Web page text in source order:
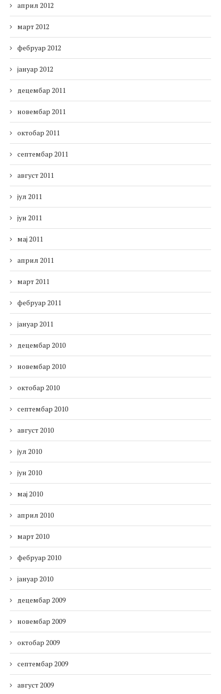
април 2012
март 2012
фебруар 2012
јануар 2012
децембар 2011
новембар 2011
октобар 2011
септембар 2011
август 2011
јул 2011
јун 2011
мај 2011
април 2011
март 2011
фебруар 2011
јануар 2011
децембар 2010
новембар 2010
октобар 2010
септембар 2010
август 2010
јул 2010
јун 2010
мај 2010
април 2010
март 2010
фебруар 2010
јануар 2010
децембар 2009
новембар 2009
октобар 2009
септембар 2009
август 2009